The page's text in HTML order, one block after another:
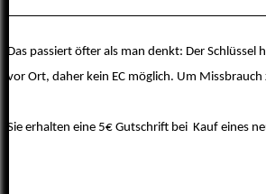
Das passiert öfter als man denkt: Der
vor Ort, daher kein EC möglich. Um
Sie erhalten eine 5€ Gutschrift bei Kauf eines